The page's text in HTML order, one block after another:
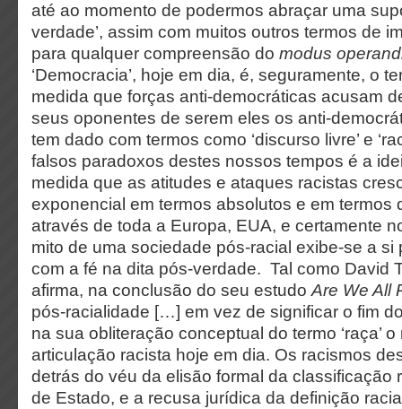
até ao momento de podermos abraçar uma
verdade’, assim com muitos outros termos de
para qualquer compreensão do modus
‘Democracia’, hoje em dia, é, seguramente, o
medida que forças anti-democráticas acusam
seus oponentes de serem eles os anti-
tem dado com termos como ‘discurso livre’ e
falsos paradoxos destes nossos tempos é a
medida que as atitudes e ataques racistas
exponencial em termos absolutos e em termos
através de toda a Europa, EUA, e certamente
mito de uma sociedade pós-racial exibe-se a si
com a fé na dita pós-verdade. Tal como David
afirma, na conclusão do seu estudo Are We All
pós-racialidade […] em vez de significar o fim
na sua obliteração conceptual do termo ‘raça’
articulação racista hoje em dia. Os racismos
detrás do véu da elisão formal da classificação
de Estado, e a recusa jurídica da definição